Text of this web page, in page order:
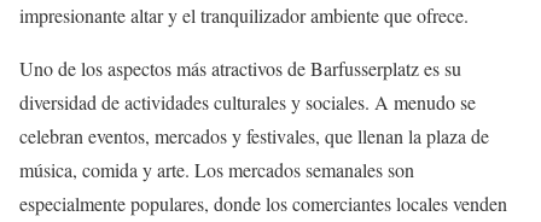
impresionante altar y el tranquilizador ambiente que ofrece.
Uno de los aspectos más atractivos de Barfusserplatz es su
diversidad de actividades culturales y sociales. A menudo se
celebran eventos, mercados y festivales, que llenan la plaza de
música, comida y arte. Los mercados semanales son
especialmente populares, donde los comerciantes locales venden